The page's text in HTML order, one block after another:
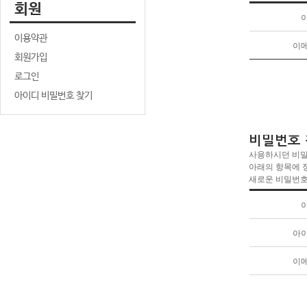
회원
이용약관
회원가입
로그인
아이디 비밀번호 찾기
이
비밀번호
사용하시던 비
아래의 항목에
새로운 비밀번
아
이